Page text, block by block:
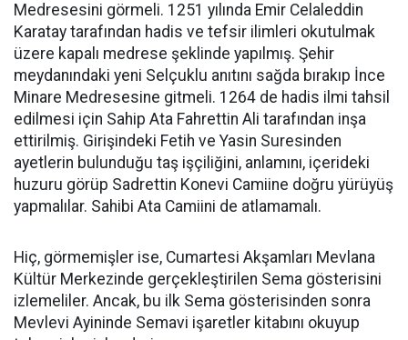
Medresesini görmeli. 1251 yılında Emir Celaleddin
Karatay tarafından hadis ve tefsir ilimleri okutulmak
üzere kapalı medrese şeklinde yapılmış. Şehir
meydanındaki yeni Selçuklu anıtını sağda bırakıp İnce
Minare Medresesine gitmeli. 1264 de hadis ilmi tahsil
edilmesi için Sahip Ata Fahrettin Ali tarafından inşa
ettirilmiş. Girişindeki Fetih ve Yasin Suresinden
ayetlerin bulunduğu taş işçiliğini, anlamını, içerideki
huzuru görüp Sadrettin Konevi Camiine doğru yürüyüş
yapmalılar. Sahibi Ata Camiini de atlamamalı.
Hiç, görmemişler ise, Cumartesi Akşamları Mevlana
Kültür Merkezinde gerçekleştirilen Sema gösterisini
izlemeliler. Ancak, bu ilk Sema gösterisinden sonra
Mevlevi Ayininde Semavi işaretler kitabını okuyup